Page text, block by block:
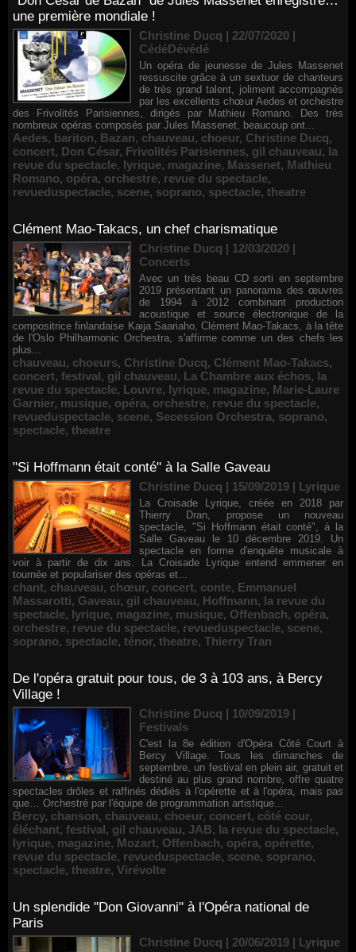
une première mondiale !
Christine Ducq | 22/07/2020 |
CédéDévédé
Un opéra de jeunesse de Jules Massenet
ressuscite grâce à un sextuor de chanteurs
de très grand talent, joliment accompagnés
par les excellents chœur Aedes et orchestre
des Frivolités Parisiennes, dirigés par Mathieu Romano. Des très
nombreux opéras composés par Jules Massenet, beaucoup ont...
Aedes, bariton, Bazan, chauveau, choeur, Christine Ducq,
concert, Don César, Frivolités Parisiennes, gil chauveau, la
revue du spectacle, lyrique, magazine, Massenet, Mathieu
Romano, opéra, orchestre, revue du spectacle,
revueduspectacle, scene, soprano, spectacle, theatre
Clément Mao-Takacs, un chef charismatique
Christine Ducq | 12/03/2020 |
Concerts
Avec un très beau CD sorti en septembre
2019 présentant un panorama des œuvres
de 1994 à 2012 combinant production
acoustique et source électronique de la
compositrice finlandaise Kaija Saariaho, Clément Mao-Takacs, à la tête
de l'Oslo Philharmonic Orchestra, s'affirme comme un des chefs les
plus...
chauveau, choeurs, Christine Ducq, Clément Mao-Takacs,
concert, festival, gil chauveau, La Chambre aux échos, la
revue du spectacle, Louvre, lyrique, magazine, Marie-Laure
Garnier, musique, opéra, orchestre, revue du spectacle,
revueduspectacle, scene, Secession Orchestra, soprano,
spectacle, theatre
"Si Hoffmann était conté" à la Salle Gaveau
Christine Ducq | 15/09/2019 | Lyrique
La Croisade Lyrique, créée en 2018 par
Thierry Dran, propose un nouveau
spectacle, "Si Hoffmann était conté", à la
Salle Gaveau le 10 décembre 2019. Un
spectacle en forme d'enquête musicale à
voir à partir de dix ans. La Croisade Lyrique entend emmener en
tournée et populariser des opéras et...
chant, chauveau, chœur, concert, conte, Emmanuel
Massarotti, Gaveau, gil chauveau, Hoffmann, la revue du
spectacle, lyrique, magazine, musique, Offenbach, opéra,
orchestre, revue du spectacle, revueduspectacle, scene,
soprano, spectacle, ténor, theatre, Thierry Tran
De l'opéra gratuit pour tous, de 3 à 103 ans, à Bercy
Village !
Christine Ducq | 10/09/2019 |
Festivals
C'est la 8e édition d'Opéra Côté Court à
Bercy Village. Tous les dimanches de
septembre, un festival en plein air, gratuit et
destiné au plus grand nombre, offre quatre
spectacles drôles et raffinés dédiés à l'opérette et à l'opéra, mais pas
que… Orchestré par l'équipe de programmation artistique...
Bercy, chanson, chauveau, choeur, concert, côté cour,
éléchant, festival, gil chauveau, JAB, la revue du spectacle,
lyrique, magazine, Mozart, Offenbach, opéra, opérette,
revue du spectacle, revueduspectacle, scene, soprano,
spectacle, theatre, Virévolte
Un splendide "Don Giovanni" à l'Opéra national de
Paris
Christine Ducq | 20/06/2019 | Lyrique